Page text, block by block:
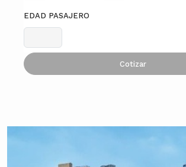
EDAD PASAJERO
Cotizar